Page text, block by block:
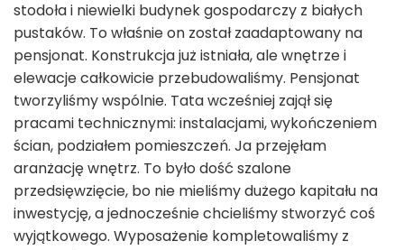
stodoła i niewielki budynek gospodarczy z białych
pustaków. To właśnie on został zaadaptowany na
pensjonat. Konstrukcja już istniała, ale wnętrze i
elewacje całkowicie przebudowaliśmy. Pensjonat
tworzyliśmy wspólnie. Tata wcześniej zajął się
pracami technicznymi: instalacjami, wykończeniem
ścian, podziałem pomieszczeń. Ja przejęłam
aranżację wnętrz. To było dość szalone
przedsięwzięcie, bo nie mieliśmy dużego kapitału na
inwestycję, a jednocześnie chcieliśmy stworzyć coś
wyjątkowego. Wyposażenie kompletowaliśmy z